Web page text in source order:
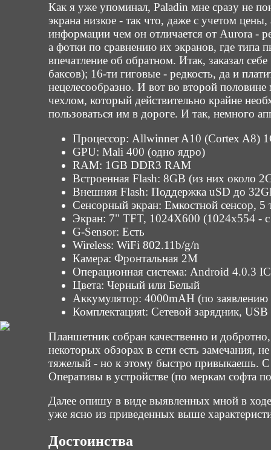
Как я уже упоминал, Paladin мне сразу не
экрана низкое - так что, даже с учетом
информации чем он отличается от Aurora -
а фотки по сравнению их экранов, где типа
впечатление об обратном. Итак, заказал
баксов); 16-ти гиговые - редкость, да и
нецелесообразно. И вот во второй
чехлом, который действительно крайне
пользоваться им в дороге. И так, немного
Процессор: Allwinner A10 (Cortex A8)
GPU: Mali 400 (одно ядро)
RAM: 1GB DDR3 RAM
Встроенная Flash: 8GB (из них около
Внешняя Flash: Поддержка uSD до
Сенсорный экран: Емкостной сенсор, 5
Экран: 7" TFT, 1024X600 (1024x554 -
G-Sensor: Есть
Wireless: WiFi 802.11b/g/n
Камера: Фронтальная 2M
Операционная система: Android 4.0.3
Цвета: Черный или Белый
Аккумулятор: 4000mAH (по заявлению
Комплектацияt: Сетевой зарядник,
Планшетник собран качественно и
некоторых обзорах в сети есть замечания,
тяжелый - но к этому быстро привыкаешь. С
Оперативы в устройстве (по меркам софта
Далее опишу в виде выявленных мной в ходе
уже ясно из приведенных выше
Достоинства